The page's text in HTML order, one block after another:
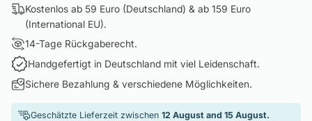
Kostenlos ab 59 Euro (Deutschland) & ab 159 Euro
(International EU).
14-Tage Rückgaberecht.
Handgefertigt in Deutschland mit viel Leidenschaft.
Sichere Bezahlung & verschiedene Möglichkeiten.
Geschätzte Lieferzeit zwischen 12 August and 15 August.